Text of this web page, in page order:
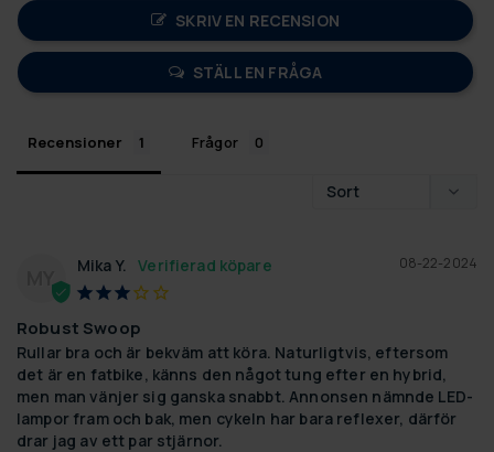
SKRIV EN RECENSION
STÄLL EN FRÅGA
Recensioner Frågor
MY
08-22-2024
Mika Y.
Robust Swoop
Rullar bra och är bekväm att köra. Naturligtvis, eftersom
det är en fatbike, känns den något tung efter en hybrid,
men man vänjer sig ganska snabbt. Annonsen nämnde LED-
lampor fram och bak, men cykeln har bara reflexer, därför
drar jag av ett par stjärnor.